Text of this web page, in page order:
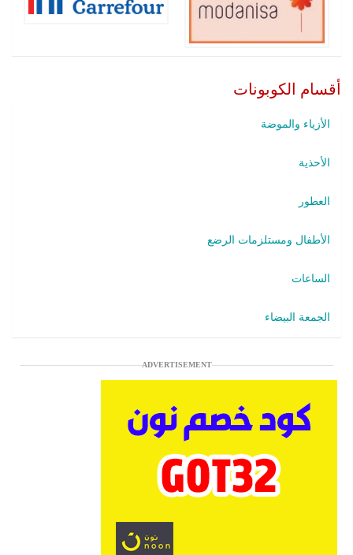
أقسام الكوبونات
الأزياء والموضة
الأحذية
العطور
الأطفال ومستلزمات الرضع
الساعات
الجمعة البيضاء
ADVERTISEMENT